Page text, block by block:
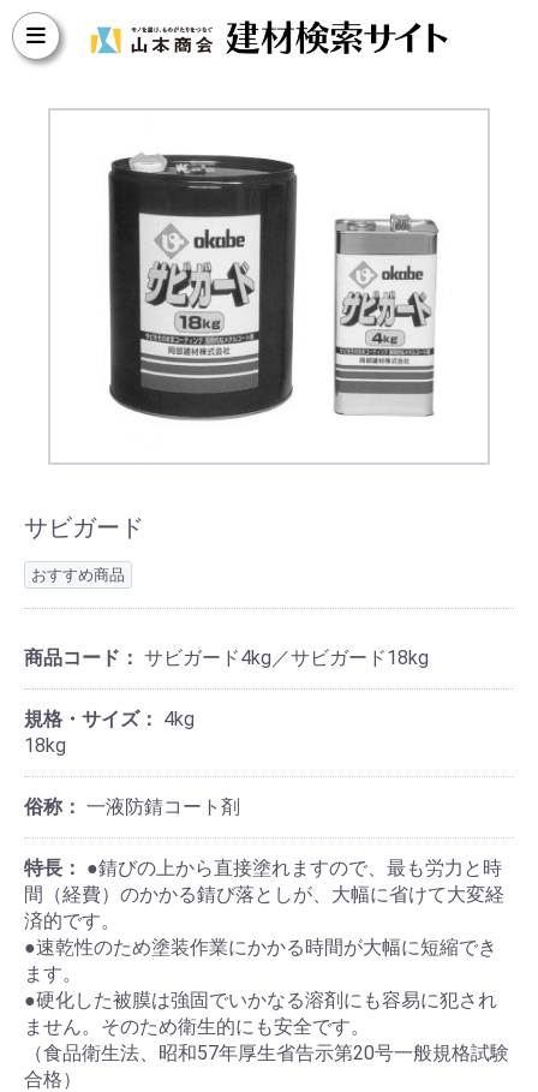
サビガード
おすすめ商品
商品コード： サビガード4kg／サビガード18kg
規格・サイズ： 4kg
18kg
俗称： 一液防錆コート剤
特長： ●錆びの上から直接塗れますので、最も労力と時
間（経費）のかかる錆び落としが、大幅に省けて大変経
済的です。
●速乾性のため塗装作業にかかる時間が大幅に短縮でき
ます。
●硬化した被膜は強固でいかなる溶剤にも容易に犯され
ません。そのため衛生的にも安全です。
（食品衛生法、昭和57年厚生省告示第20号一般規格試験
合格）